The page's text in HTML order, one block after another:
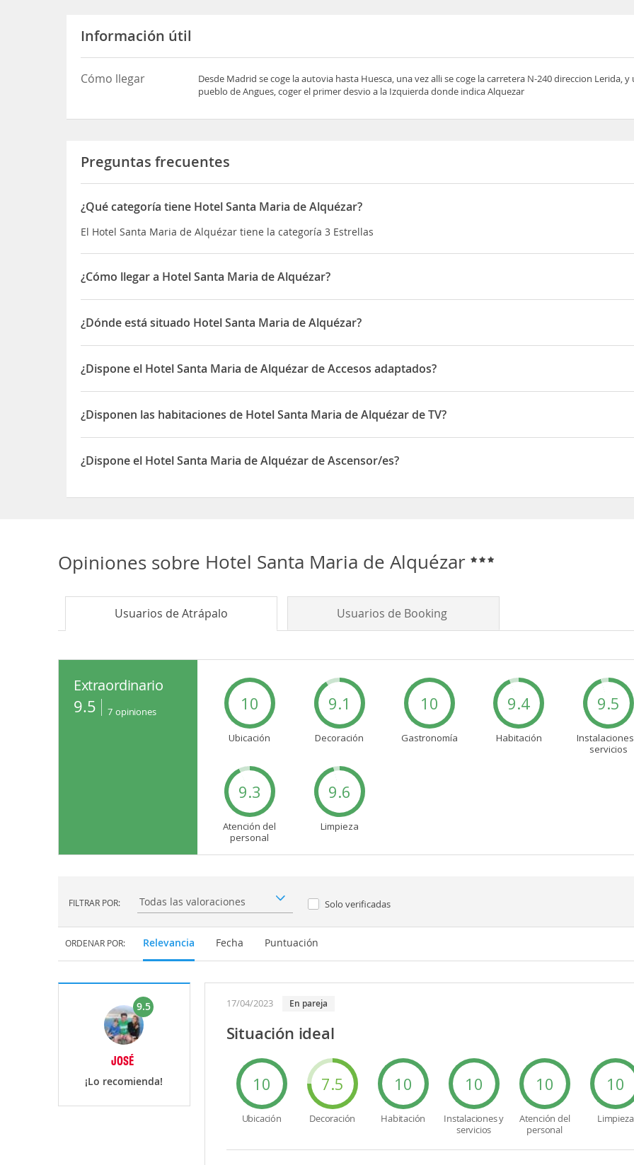
Información útil
Cómo llegar
Desde Madrid se coge la autovia hasta Huesca, una vez alli se coge la carretera N-240 direccion Lerida, y
pueblo de Angues, coger el primer desvio a la Izquierda donde indica Alquezar
Preguntas frecuentes
¿Qué categoría tiene Hotel Santa Maria de Alquézar?
El Hotel Santa Maria de Alquézar tiene la categoría 3 Estrellas
¿Cómo llegar a Hotel Santa Maria de Alquézar?
Desde Madrid se coge la autovia hasta Huesca, una vez alli se coge la carretera N-240 direccion Lerida, y una vez
Angues, coger el primer desvio a la Izquierda donde indica Alquezar
¿Dónde está situado Hotel Santa Maria de Alquézar?
El Hotel Santa Maria de Alquézar está situado en Paseo San Hipólito s/n 22145 Alquézar - Huesca - España
¿Dispone el Hotel Santa Maria de Alquézar de Accesos adaptados?
Sí, el Hotel Santa Maria de Alquézar dispone de Accesos adaptados
¿Disponen las habitaciones de Hotel Santa Maria de Alquézar de TV?
Sí, las habitaciones del Hotel Santa Maria de Alquézar disponen de TV
¿Dispone el Hotel Santa Maria de Alquézar de Ascensor/es?
Opiniones sobre Hotel Santa Maria de Alquézar
Usuarios deAtrápalo Usuarios de Booking
Extraordinario
9.5 7 opiniones 10
Ubicación
9.1
Decoración
10
Gastronomía
9.4
Habitación
9.5
servicios
9.3
Atención del
personal
9.6
Limpieza
FILTRAR POR: Filtrar por: Solo verificadas
ORDENAR POR: Relevancia Fecha Puntuación
9.5
JOSÉ
¡Lo recomienda!
17/04/2023 en pareja
Situación ideal
10
Ubicación
7.5
Decoración
10
Habitación
10
Instalaciones y
servicios
10
Atención del
personal
10
Limpieza